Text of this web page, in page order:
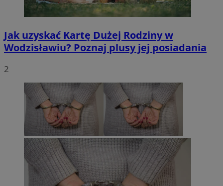
Jak uzyskać Kartę Dużej Rodziny w
Wodzisławiu? Poznaj plusy jej posiadania
2